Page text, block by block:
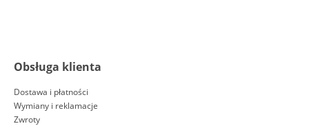
Obsługa klienta
Dostawa i płatności
Wymiany i reklamacje
Zwroty